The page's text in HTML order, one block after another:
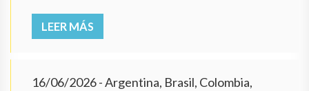
LEER MÁS
16/06/2026- Argentina, Brasil, Colombia,